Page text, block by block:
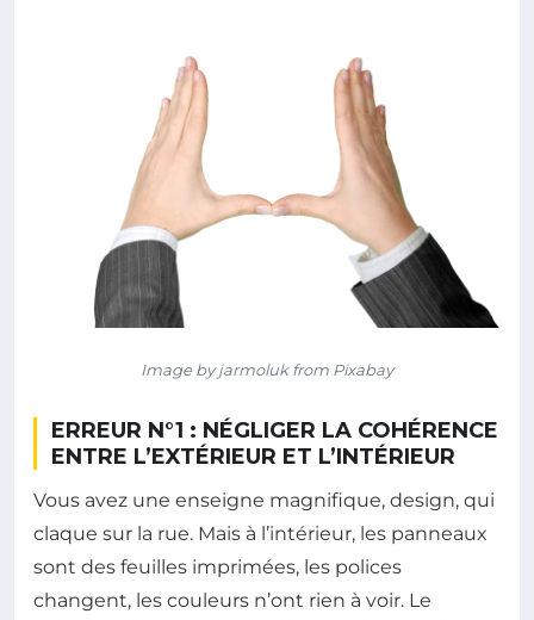
Image by jarmoluk from Pixabay
ERREUR N°1 : NÉGLIGER LA COHÉRENCE
ENTRE L’EXTÉRIEUR ET L’INTÉRIEUR
Vous avez une enseigne magnifique, design, qui
claque sur la rue. Mais à l’intérieur, les panneaux
sont des feuilles imprimées, les polices
changent, les couleurs n’ont rien à voir. Le